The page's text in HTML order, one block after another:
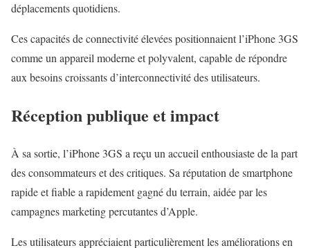
déplacements quotidiens.
Ces capacités de connectivité élevées positionnaient l’iPhone 3GS
comme un appareil moderne et polyvalent, capable de répondre
aux besoins croissants d’interconnectivité des utilisateurs.
Réception publique et impact
À sa sortie, l’iPhone 3GS a reçu un accueil enthousiaste de la part
des consommateurs et des critiques. Sa réputation de smartphone
rapide et fiable a rapidement gagné du terrain, aidée par les
campagnes marketing percutantes d’Apple.
Les utilisateurs appréciaient particulièrement les améliorations en